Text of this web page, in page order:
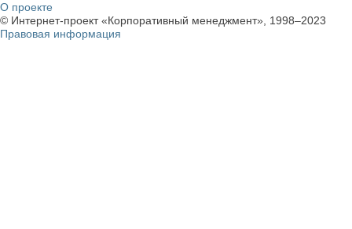
О проекте
© Интернет-проект «Корпоративный менеджмент», 1998–2023
Правовая информация